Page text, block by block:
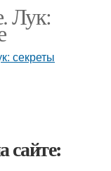
Лук:
сайте: